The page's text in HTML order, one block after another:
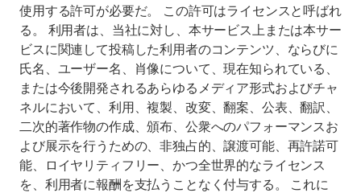
使用する許可が必要だ。 この許可はライセンスと呼ばれ
る。 利用者は、当社に対し、本サービス上または本サー
ビスに関連して投稿した利用者のコンテンツ、ならびに
氏名、ユーザー名、肖像について、現在知られている、
または今後開発されるあらゆるメディア形式およびチャ
ネルにおいて、利用、複製、改変、翻案、公表、翻訳、
二次的著作物の作成、頒布、公衆へのパフォーマンスお
よび展示を行うための、非独占的、譲渡可能、再許諾可
能、ロイヤリティフリー、かつ全世界的なライセンス
を、利用者に報酬を支払うことなく付与する。 これに